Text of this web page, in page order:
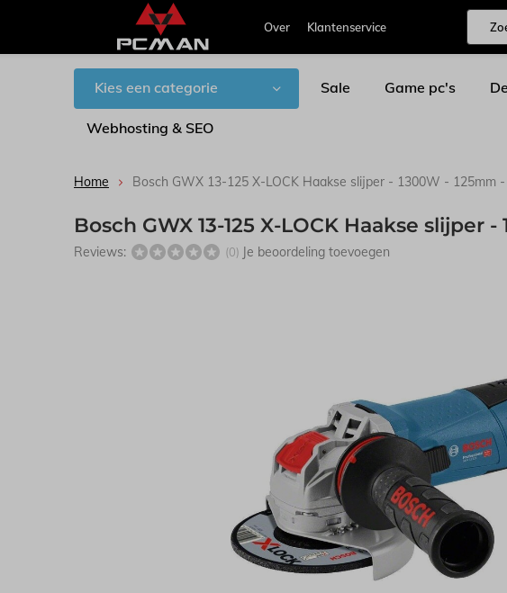
Over Klantenservice
Kies een categorie Sale Game pc's
Webhosting & SEO
Home Bosch GWX 13-125 X-LOCK Haakse slijper - 1300W - 125mm
Bosch GWX 13-125 X-LOCK Haakse slijper
Reviews: (0) Je beoordeling toevoegen